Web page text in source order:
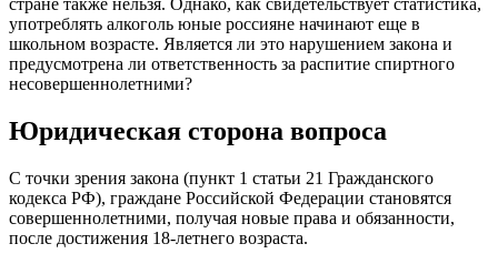
употреблять алкоголь юные россияне начинают еще в
школьном возрасте. Является ли это нарушением закона и
предусмотрена ли ответственность за распитие спиртного
несовершеннолетними?
Юридическая сторона вопроса
С точки зрения закона (пункт 1 статьи 21 Гражданского
кодекса РФ), граждане Российской Федерации становятся
совершеннолетними, получая новые права и обязанности,
после достижения 18-летнего возраста.